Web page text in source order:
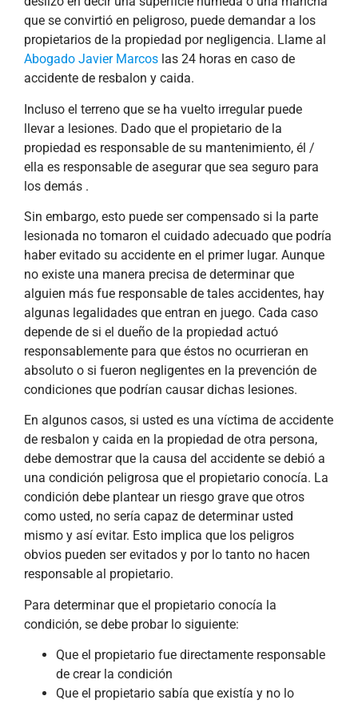
que se convirtió en peligroso, puede demandar a los
propietarios de la propiedad por negligencia. Llame al
Abogado Javier Marcos las 24 horas en caso de
accidente de resbalon y caida.
Incluso el terreno que se ha vuelto irregular puede
llevar a lesiones. Dado que el propietario de la
propiedad es responsable de su mantenimiento, él /
ella es responsable de asegurar que sea seguro para
los demás .
Sin embargo, esto puede ser compensado si la parte
lesionada no tomaron el cuidado adecuado que podría
haber evitado su accidente en el primer lugar. Aunque
no existe una manera precisa de determinar que
alguien más fue responsable de tales accidentes, hay
algunas legalidades que entran en juego. Cada caso
depende de si el dueño de la propiedad actuó
responsablemente para que éstos no ocurrieran en
absoluto o si fueron negligentes en la prevención de
condiciones que podrían causar dichas lesiones.
En algunos casos, si usted es una víctima de accidente
de resbalon y caida en la propiedad de otra persona,
debe demostrar que la causa del accidente se debió a
una condición peligrosa que el propietario conocía. La
condición debe plantear un riesgo grave que otros
como usted, no sería capaz de determinar usted
mismo y así evitar. Esto implica que los peligros
obvios pueden ser evitados y por lo tanto no hacen
responsable al propietario.
Para determinar que el propietario conocía la
condición, se debe probar lo siguiente:
Que el propietario fue directamente responsable
de crear la condición
Que el propietario sabía que existía y no lo